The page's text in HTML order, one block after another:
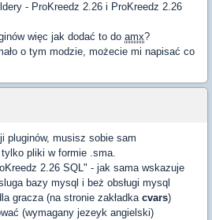
- ProKreedz 2.26 i ProKreedz 2.26
więc jak dodać to do amx?
o tym modzie, możecie mi napisać co
pluginów, musisz sobie sam
pliki w formie .sma.
2.26 SQL" - jak sama wskazuje
bazy mysql i beż obsługi mysql
gracza (na stronie zakładka cvars)
(wymagany jezeyk angielski)